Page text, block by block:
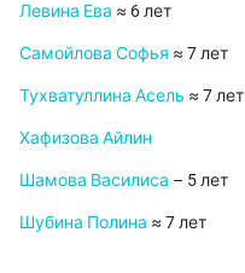
Левина Ева ≈ 6 лет
Самойлова Софья ≈ 7 лет
Тухватуллина Асель ≈ 7 лет
Хафизова Айлин
Шамова Василиса – 5 лет
Шубина Полина ≈ 7 лет